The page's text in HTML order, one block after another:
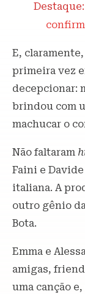
Destaque:
E,
primeira vez
decepcionar:
brindou com
machucar o
Não faltaram
Faini e
italiana. A
outro gênio
Bota.
Emma e
amigas,
uma canção